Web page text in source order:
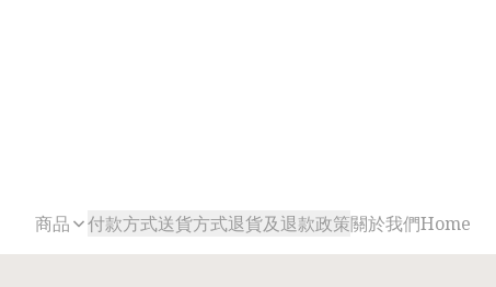
商品 付款方式送貨方式退貨及退款政策關於我們Home